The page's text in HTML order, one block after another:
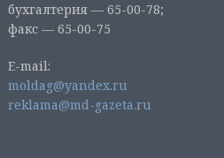
бухгалтерия — 65-00-78;
факс — 65-00-75
E-mail:
moldag@yandex.ru
reklama@md-gazeta.ru